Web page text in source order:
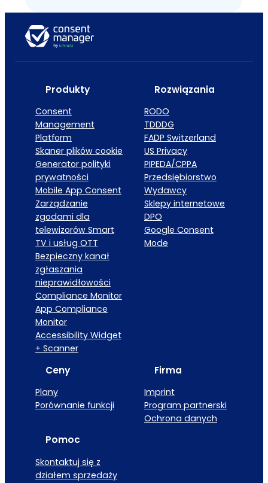
Produkty
Consent
Management
Platform
Skaner plików cookie
Generator polityki
prywatności
Mobile App Consent
Zarządzanie
zgodami dla
telewizorów Smart
TV i usług OTT
Bezpieczny kanał
zgłaszania
nieprawidłowości
Compliance Monitor
App Compliance
Monitor
Accessibility Widget
+ Scanner
Rozwiązania
RODO
TDDDG
FADP Switzerland
US Privacy
PIPEDA/CPPA
Przedsiębiorstwo
Wydawcy
Sklepy internetowe
DPO
Google Consent
Mode
Ceny
Plany
Porównanie funkcji
Firma
Imprint
Program partnerski
Ochrona danych
Pomoc
Skontaktuj się z
działem sprzedaży